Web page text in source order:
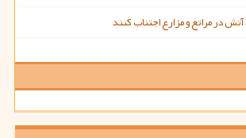
در مراتع و مزارع اجتناب کنند